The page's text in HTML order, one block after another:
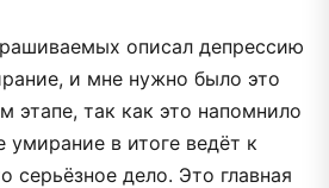
описал депрессию
и мне нужно было это
этапе, так как это напомнило
умирание в итоге ведёт к
серьёзное дело. Это главная